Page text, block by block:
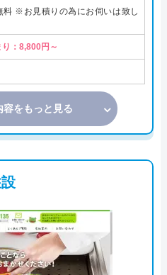
料 ※お見積りの為にお伺いは致し
り：8,800円～
容をもっと見る